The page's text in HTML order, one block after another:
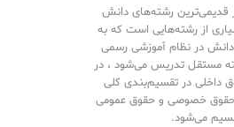
رشته‌های دانش
از رشته‌هایی است که به
در نظام آموزشی رسمی
مستقل تدریس می‌شود ، در
داخلی در تقسیم‌بندی کلی
حقوق خصوصی و حقوق‌ عمومی
می‌شود.